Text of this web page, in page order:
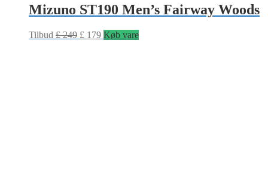
Mizuno ST190 Men’s Fairway Woods
Tilbud £249 £ 179 Køb vare